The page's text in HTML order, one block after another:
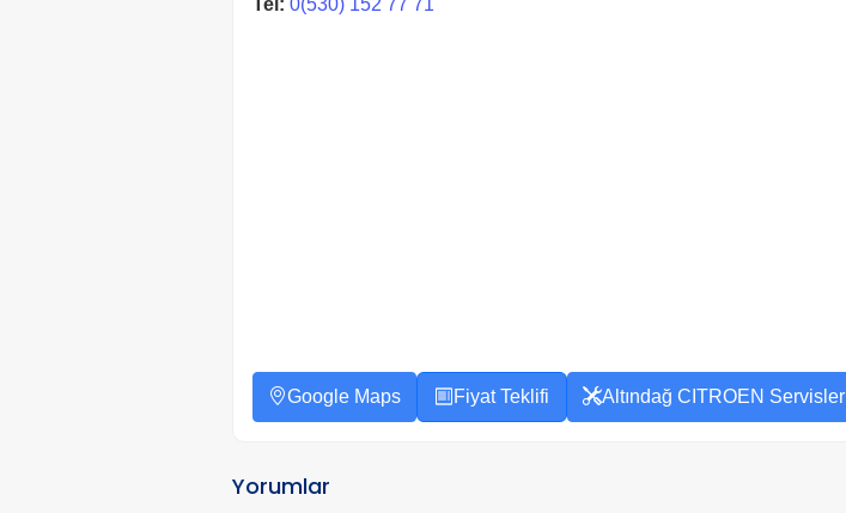
Tel: 0(530) 152 77 71
Google Maps Fiyat Teklifi Altındağ CITROEN Servisler
Yorumlar